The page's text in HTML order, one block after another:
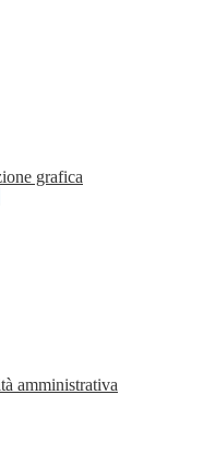
grafica
amministrativa